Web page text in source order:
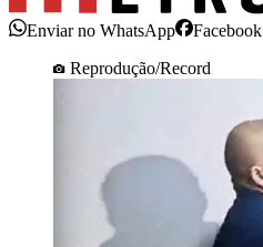
Enviar no WhatsApp Facebook
Reprodução/Record